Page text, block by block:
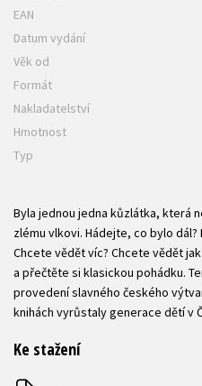
EAN
Datum vydání
Věk od
Formát
Nakladatelství
Hmotnost
Typ
Byla jednou jedna kůzlátka, která
zlému vlkovi. Hádejte, co bylo
Chcete vědět víc? Chcete vědět
a přečtěte si klasickou pohádku.
provedení slavného českého
knihách vyrůstaly generace dětí v
Ke stažení